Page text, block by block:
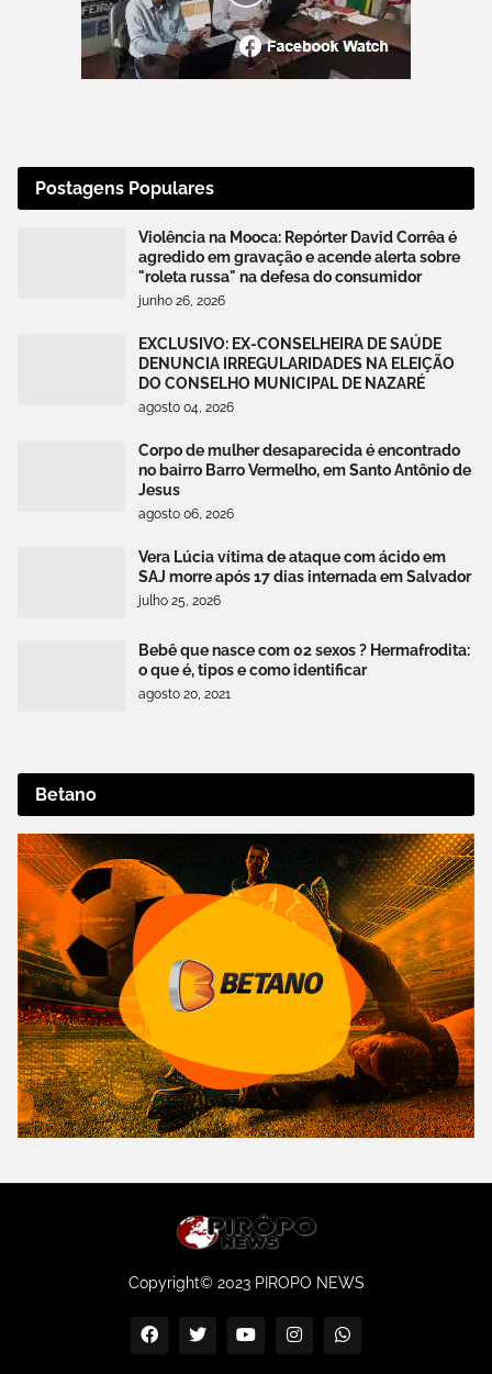
Postagens Populares
Violência na Mooca: Repórter David Corrêa é
agredido em gravação e acende alerta sobre
"roleta russa" na defesa do consumidor
junho 26, 2026
EXCLUSIVO: EX-CONSELHEIRA DE SAÚDE
DENUNCIA IRREGULARIDADES NA ELEIÇÃO
DO CONSELHO MUNICIPAL DE NAZARÉ
agosto 04, 2026
Corpo de mulher desaparecida é encontrado
no bairro Barro Vermelho, em Santo Antônio de
Jesus
agosto 06, 2026
Vera Lúcia vítima de ataque com ácido em
SAJ morre após 17 dias internada em Salvador
julho 25, 2026
Bebê que nasce com 02 sexos ? Hermafrodita:
o que é, tipos e como identificar
agosto 20, 2021
Betano
Copyright© 2023 PIROPO NEWS